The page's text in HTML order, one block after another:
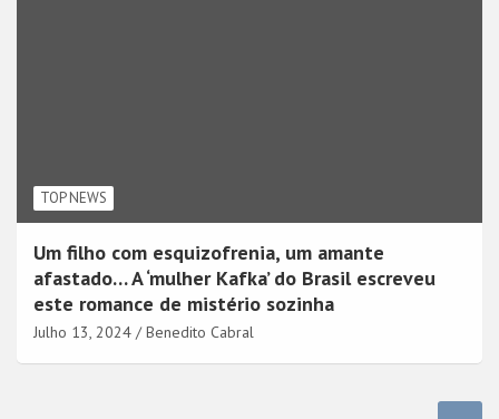
TOP NEWS
Um filho com esquizofrenia, um amante
afastado… A ‘mulher Kafka’ do Brasil escreveu
este romance de mistério sozinha
Julho 13, 2024 Benedito Cabral